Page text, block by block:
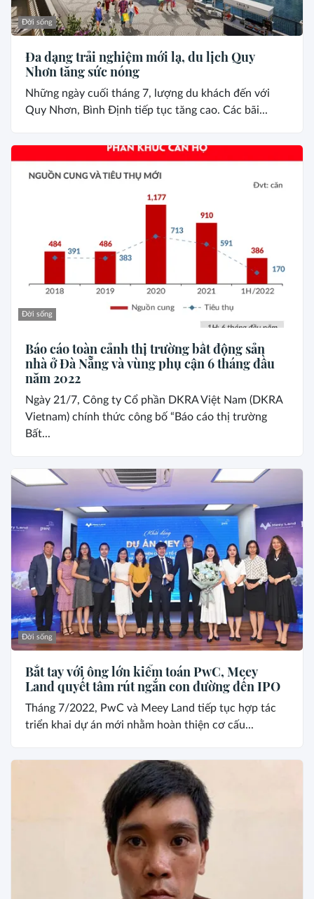
Đời sống
Đa dạng trải nghiệm mới lạ, du lịch Quy
Nhơn tăng sức nóng
Những ngày cuối tháng 7, lượng du khách đến với
Quy Nhơn, Bình Định tiếp tục tăng cao. Các bãi...
Đời sống
Báo cáo toàn cảnh thị trường bất động sản
nhà ở Đà Nẵng và vùng phụ cận 6 tháng đầu
năm 2022
Ngày 21/7, Công ty Cổ phần DKRA Việt Nam (DKRA
Vietnam) chính thức công bố “Báo cáo thị trường
Bất...
Đời sống
Bắt tay với ông lớn kiểm toán PwC, Meey
Land quyết tâm rút ngắn con đường đến IPO
Tháng 7/2022, PwC và Meey Land tiếp tục hợp tác
triển khai dự án mới nhằm hoàn thiện cơ cấu...